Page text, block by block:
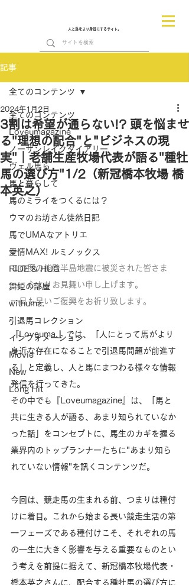
人と馬をより身近にするサイト。
記事
全てのコンテンツ
Loveumagazine
ノーザンレイクダイアリー
ヴェル馬ら
馬と暮らして
馬のミライをつくるには？
ウマのお坊さん徒然日記
馬でUMAなアトリエ
愛情MAX! ルミノックス
RIDE & HUG
舞姫の部屋
withuma.
引退馬コレクション
インフォメーション
Movie
New
Long Hit
全てのコンテンツ
3割は希望が通らない!? 頭を悩ませ
る"理想の配合"と"ビジネスの現
実"｜老舗生産牧場代表が語る"種牡
馬の選び方"1/2（新冠橋本牧場 橋
本英之）
2024年1月2日
この度の能登半島地震に被災された皆さま
へ、心よりお見舞い申し上げます。
一日も早いご復興をお祈り致します。
『Loveuma.』では、「人にとって馬がより
身近な存在になることで引退馬問題が前進す
る」と定義し、人と馬にまつわる様々な情報
発信を行ってきた。
その中でも『Loveumagazine』は、「馬と
共に生きる人が語る、あまり知られていなか
った話」をコンセプトに、馬生のカギを握る
業界内のトップランナーたちに"あまり知ら
れていない情報"を訊くコンテンツだ。
今回は、競走馬の生まれる前、つまりは種付
けに着目。これから始まる長い競走生活の第
一フェーズである種付けこそ、それぞれの馬
の一生に大きく影響を与える重要なものとい
う考えを前提に据えて、新冠橋本牧場代表・
橋本英之さんに、配合する種牡馬の選び方に